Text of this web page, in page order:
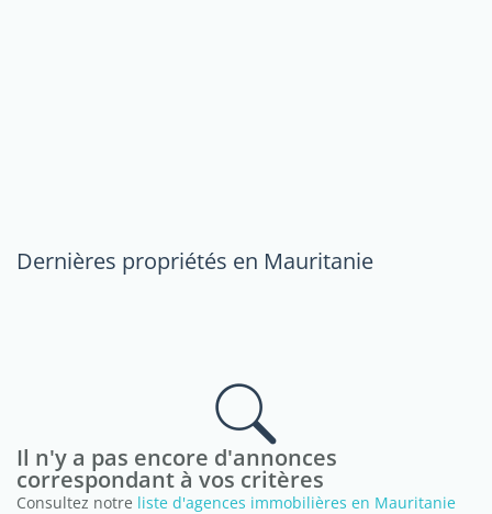
Dernières propriétés en Mauritanie
Il n'y a pas encore d'annonces
correspondant à vos critères
Consultez notre liste d'agences immobilières en Mauritanie